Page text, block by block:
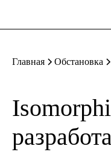
Главная Обстановка